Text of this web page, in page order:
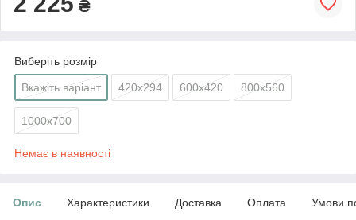
₴
Виберіть розмір
Вкажіть варіант 420х294 600х420 800х560
1000х700
Немає в наявності
Опис Характеристики Доставка Оплата Умови